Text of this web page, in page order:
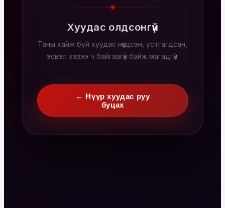
Хуудас олдсонгүй
Таны хайж буй хуудас нүүгдсэн, устгагдсан,
эсвэл хэзээ ч байгаагүй байж магадгүй.
← Нүүр хуудас руу
буцах